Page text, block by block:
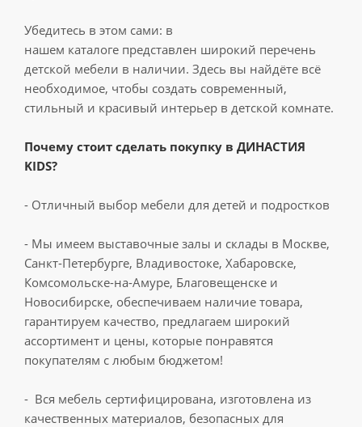
Убедитесь в этом сами: в
нашем каталоге представлен широкий перечень
детской мебели в наличии. Здесь вы найдёте всё
необходимое, чтобы создать современный,
стильный и красивый интерьер в детской комнате.
Почему стоит сделать покупку в ДИНАСТИЯ
KIDS?
- Отличный выбор мебели для детей и подростков
- Мы имеем выставочные залы и склады в Москве,
Санкт-Петербурге, Владивостоке, Хабаровске,
Комсомольске-на-Амуре, Благовещенске и
Новосибирске, обеспечиваем наличие товара,
гарантируем качество, предлагаем широкий
ассортимент и цены, которые понравятся
покупателям с любым бюджетом!
- Вся мебель сертифицирована, изготовлена из
качественных материалов, безопасных для